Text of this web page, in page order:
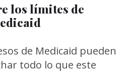
los límites de
de Medicaid pueden
todo lo que este